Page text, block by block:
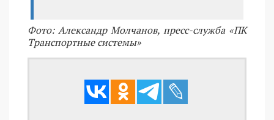
Фото: Александр Молчанов, пресс-служба «ПК
Транспортные системы»